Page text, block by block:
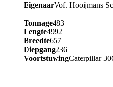
EigenaarVof. Hooijmans
Tonnage483
Lengte4992
Breedte657
Diepgang236
VoortstuwingCaterpillar